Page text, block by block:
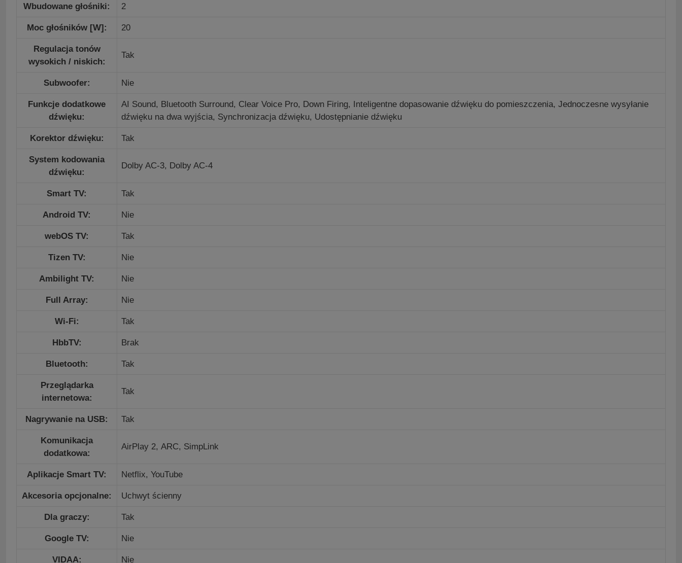
Wbudowane głośniki: 2
Moc głośników [W]: 20
Regulacja tonów
wysokich / niskich:
Tak
Subwoofer: Nie
Funkcje dodatkowe
dźwięku:
AI Sound, Bluetooth Surround, Clear Voice Pro, Down Firing, Inteligentne dopasowanie dźwięku do pomieszczenia, Jednoczesne wysyłanie
dźwięku na dwa wyjścia, Synchronizacja dźwięku, Udostępnianie dźwięku
Korektor dźwięku: Tak
System kodowania
dźwięku:
Dolby AC-3, Dolby AC-4
Smart TV: Tak
Android TV: Nie
webOS TV: Tak
Tizen TV: Nie
Ambilight TV: Nie
Full Array: Nie
Wi-Fi: Tak
HbbTV: Brak
Bluetooth: Tak
Przeglądarka
internetowa:
Tak
Nagrywanie na USB: Tak
Komunikacja
dodatkowa:
AirPlay 2, ARC, SimpLink
Aplikacje Smart TV: Netflix, YouTube
Akcesoria opcjonalne: Uchwyt ścienny
Dla graczy: Tak
Google TV: Nie
VIDAA: Nie